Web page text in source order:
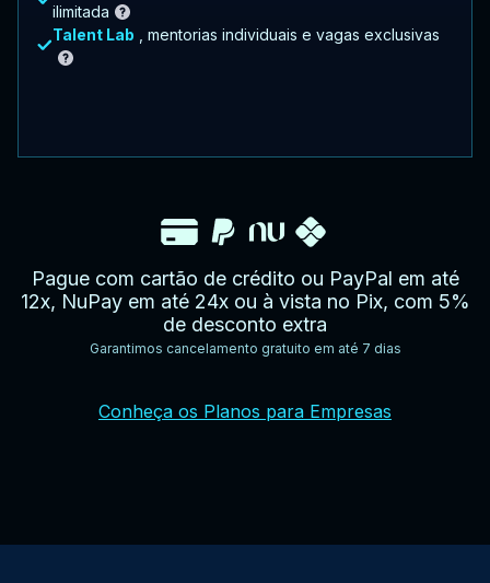
ilimitada
Talent Lab
, mentorias individuais e vagas exclusivas
Pague com cartão de crédito ou PayPal em até
12x, NuPay em até 24x ou à vista no Pix, com 5%
de desconto extra
Garantimos cancelamento gratuito em até 7 dias
Conheça os Planos para Empresas
Play